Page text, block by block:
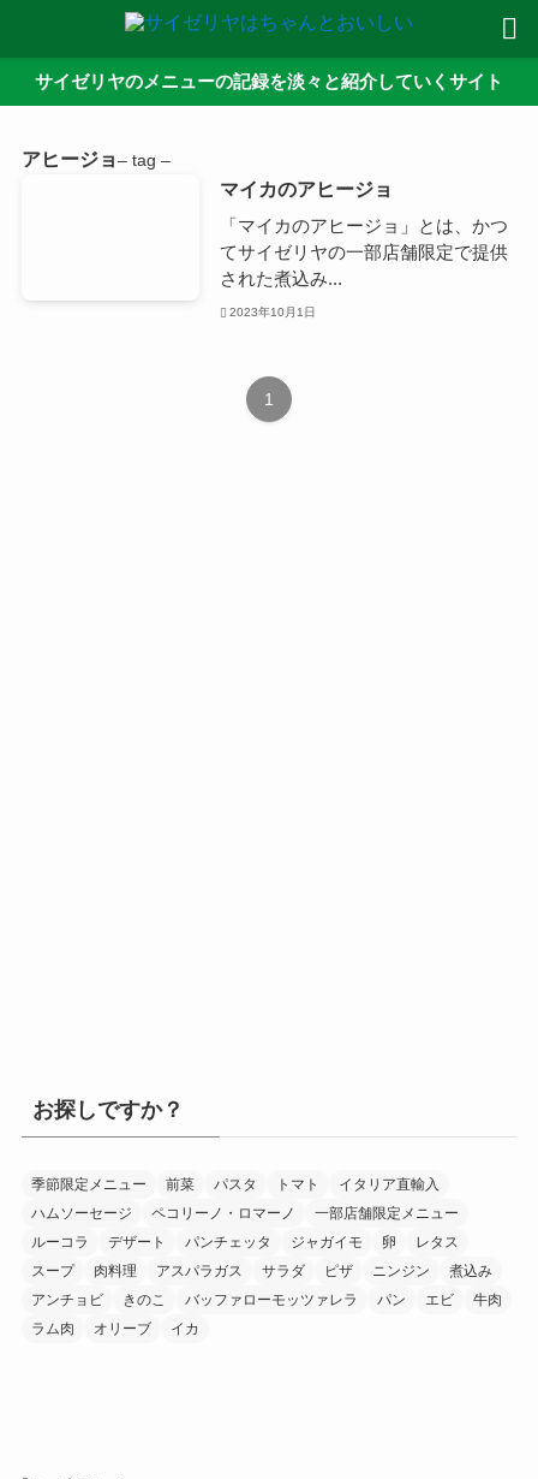
サイゼリヤのメニューの記録を淡々と紹介していくサイト
アヒージョ– tag –
マイカのアヒージョ
「マイカのアヒージョ」とは、かつ
てサイゼリヤの一部店舗限定で提供
された煮込み...
2023年10月1日
1
お探しですか？
季節限定メニュー 前菜 パスタ トマト
イタリア直輸入
ハムソーセージ
ペコリーノ・ロマーノ
一部店舗限定メニュー
ルーコラ
デザート パンチェッタ ジャガイモ 卵
レタス
スープ
肉料理 アスパラガス サラダ ピザ ニンジン
煮込み
アンチョビ
きのこ バッファローモッツァレラ パン エビ
牛肉
ラム肉
オリーブ イカ